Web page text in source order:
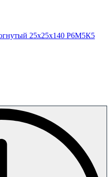
25х25х140 Р6М5К5